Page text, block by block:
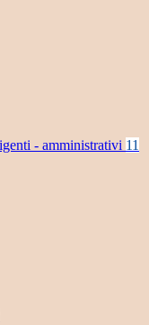
- amministrativi 11